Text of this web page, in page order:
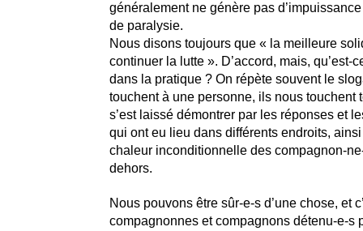
généralement ne génère pas
de paralysie.
Nous disons toujours que « la meilleure
continuer la lutte ». D’accord, mais, qu’est-
dans la pratique ? On répète souvent le
touchent à une personne, ils nous touchent
s’est laissé démontrer par les réponses et
qui ont eu lieu dans différents endroits,
chaleur inconditionnelle des compagnon-
dehors.
Nous pouvons être sûr-e-s d’une chose, et
compagnonnes et compagnons détenu-e-s